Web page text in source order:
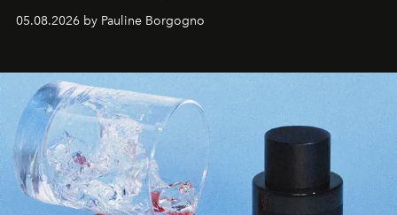
accompagner les explorations du quotidien.
05.08.2026 by Pauline Borgogno